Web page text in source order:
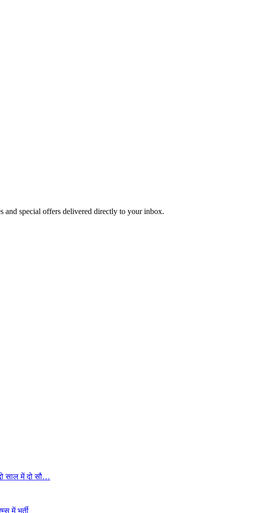
and special offers delivered directly to your inbox.
साल में दो सौ…
में भर्ती